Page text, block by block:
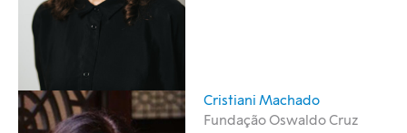
Cristiani Machado
Fundação Oswaldo Cruz